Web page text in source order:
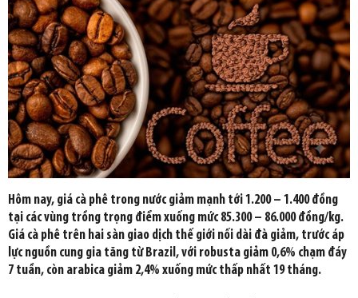
Hôm nay, giá cà phê trong nước giảm mạnh tới 1.200 – 1.400 đồng
tại các vùng trồng trọng điểm xuống mức 85.300 – 86.000 đồng/kg.
Giá cà phê trên hai sàn giao dịch thế giới nối dài đà giảm, trước áp
lực nguồn cung gia tăng từ Brazil, với robusta giảm 0,6% chạm đáy
7 tuần, còn arabica giảm 2,4% xuống mức thấp nhất 19 tháng.